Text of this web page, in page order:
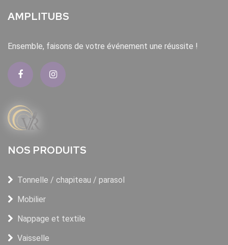
AMPLITUBS
Ensemble, faisons de votre événement une réussite !
NOS PRODUITS
Tonnelle / chapiteau / parasol
Mobilier
Nappage et textile
Vaisselle